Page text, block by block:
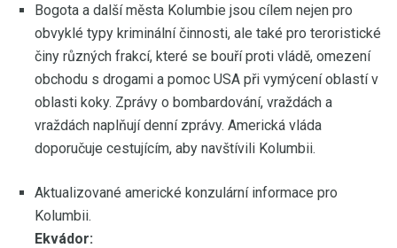
Bogota a další města Kolumbie jsou cílem nejen pro
obvyklé typy kriminální činnosti, ale také pro teroristické
činy různých frakcí, které se bouří proti vládě, omezení
obchodu s drogami a pomoc USA při vymýcení oblastí v
oblasti koky. Zprávy o bombardování, vraždách a
vraždách naplňují denní zprávy. Americká vláda
doporučuje cestujícím, aby navštívili Kolumbii.
Aktualizované americké konzulární informace pro
Kolumbii.
Ekvádor: